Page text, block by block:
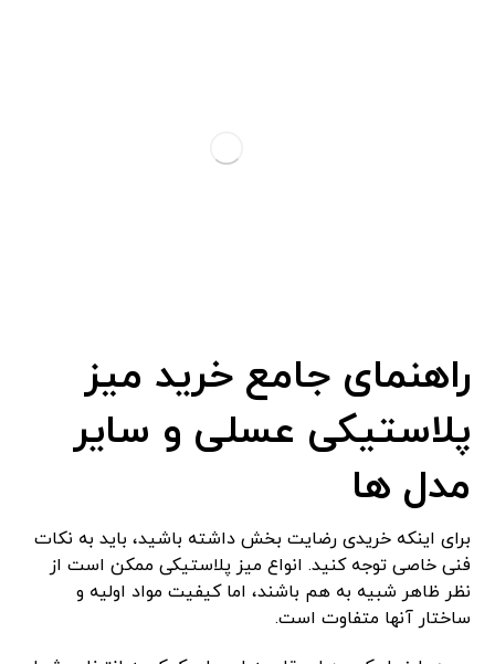
راهنمای جامع خرید میز
پلاستیکی عسلی و سایر
مدل ‌ها
برای اینکه خریدی رضایت‌ بخش داشته باشید، باید به نکات
فنی خاصی توجه کنید. انواع میز پلاستیکی ممکن است از
نظر ظاهر شبیه به هم باشند، اما کیفیت مواد اولیه و
ساختار آنها متفاوت است.